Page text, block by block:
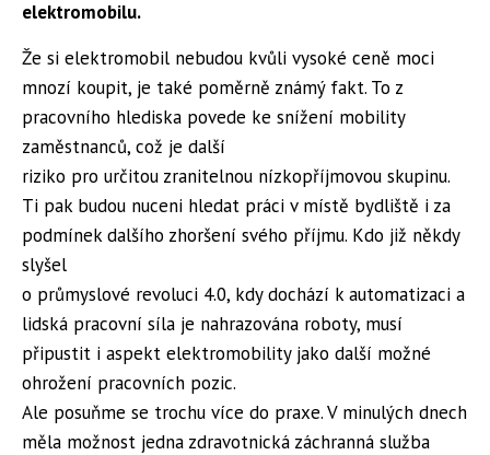
elektromobilu.
Že si elektromobil nebudou kvůli vysoké ceně moci
mnozí koupit, je také poměrně známý fakt. To z
pracovního hlediska povede ke snížení mobility
zaměstnanců, což je další
riziko pro určitou zranitelnou nízkopříjmovou skupinu.
Ti pak budou nuceni hledat práci v místě bydliště i za
podmínek dalšího zhoršení svého příjmu. Kdo již někdy
slyšel
o průmyslové revoluci 4.0, kdy dochází k automatizaci a
lidská pracovní síla je nahrazována roboty, musí
připustit i aspekt elektromobility jako další možné
ohrožení pracovních pozic.
Ale posuňme se trochu více do praxe. V minulých dnech
měla možnost jedna zdravotnická záchranná služba